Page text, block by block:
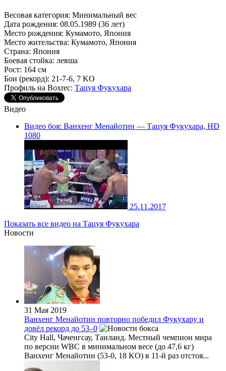
Весовая категория: Минимальный вес
Дата рождения: 08.05.1989 (36 лет)
Место рождения: Кумамото, Япония
Место жительства: Кумамото, Япония
Страна: Япония
Боевая стойка: левша
Рост: 164 см
Бои (рекорд): 21-7-6, 7 KO
Профиль на Boxrec: Тацуя Фукухара
Видео
Видео боя: Ванхенг Менайотин — Тацуя Фукухара, HD
1080
25.11.2017
Показать все видео на Тацуя Фукухара
Новости
31 Мая 2019
Ванхенг Менайотин повторно победил Фукухару и
довёл рекорд до 53–0
City Hall, Чаченгсау, Таиланд. Местный чемпион мира
по версии WBC в минимальном весе (до 47,6 кг)
Ванхенг Менайотин (53-0, 18 KO) в 11-й раз отстоя...